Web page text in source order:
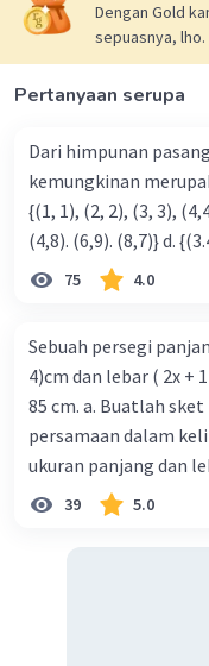
Dengan Gold
sepuasnya, lho.
Pertanyaan serupa
Dari himpunan
kemungkinan merupakan ko-
{(1, 1), (2, 2), (3, 3), (4,4)} b. {(1, 2), (2, 3), (3, 4). (4,5)} c.
(4,8).
75 4.0
Sebuah persegi
4)cm dan lebar ( 2x +
85 cm. a. Buatlah
persamaan dalam
ukuran panjang dan
39 5.0